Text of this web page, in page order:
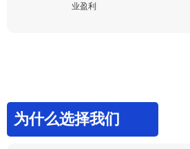
业盈利
为什么选择我们